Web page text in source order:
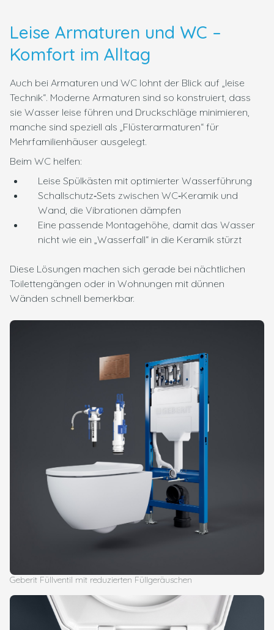
Leise Armaturen und WC –
Komfort im Alltag
Auch bei Armaturen und WC lohnt der Blick auf „leise
Technik“. Moderne Armaturen sind so konstruiert, dass
sie Wasser leise führen und Druckschläge minimieren,
manche sind speziell als „Flüsterarmaturen“ für
Mehrfamilienhäuser ausgelegt.
Beim WC helfen:
Leise Spülkästen mit optimierter Wasserführung
Schallschutz‑Sets zwischen WC‑Keramik und
Wand, die Vibrationen dämpfen
Eine passende Montagehöhe, damit das Wasser
nicht wie ein „Wasserfall“ in die Keramik stürzt
Diese Lösungen machen sich gerade bei nächtlichen
Toilettengängen oder in Wohnungen mit dünnen
Wänden schnell bemerkbar.
Geberit Füllventil mit reduzierten Füllgeräuschen